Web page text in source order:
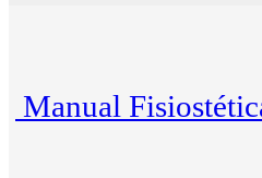
Manual